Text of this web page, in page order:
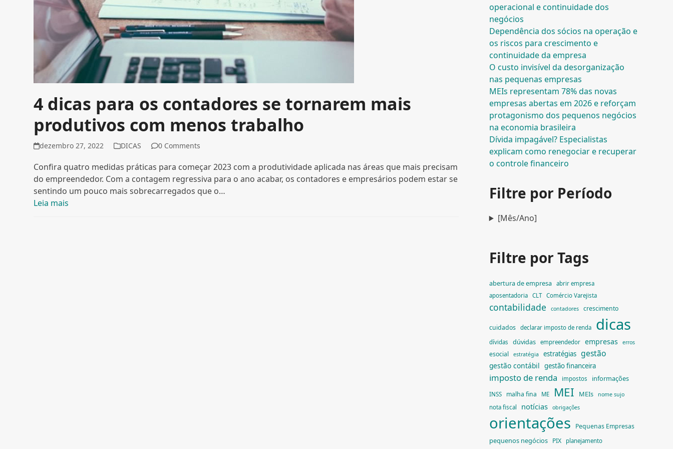
4 dicas para os contadores se tornarem mais
produtivos com menos trabalho
dezembro 27, 2022 DICAS 0 Comments
Confira quatro medidas práticas para começar 2023 com a produtividade aplicada nas áreas que mais precisam
do empreendedor. Com a contagem regressiva para o ano acabar, os contadores e empresários podem estar se
sentindo um pouco mais sobrecarregados que o…
Leia mais
operacional e continuidade dos
negócios
Dependência dos sócios na operação e
os riscos para crescimento e
continuidade da empresa
O custo invisível da desorganização
nas pequenas empresas
MEIs representam 78% das novas
empresas abertas em 2026 e reforçam
protagonismo dos pequenos negócios
na economia brasileira
Dívida impagável? Especialistas
explicam como renegociar e recuperar
o controle financeiro
Filtre por Período
[Mês/Ano]
Filtre por Tags
abertura de empresa
abrir empresa
aposentadoria
CLT Comércio Varejista
contabilidade contadores crescimento
cuidados declarar imposto de renda dicas
dívidas dúvidas empreendedor empresas erros
esocial estratégia estratégias gestão
gestão contábil gestão financeira
imposto de renda impostos informações
INSS malha fina ME MEI MEIs nome sujo
nota fiscal notícias obrigações
orientações Pequenas Empresas
pequenos negócios PIX planejamento